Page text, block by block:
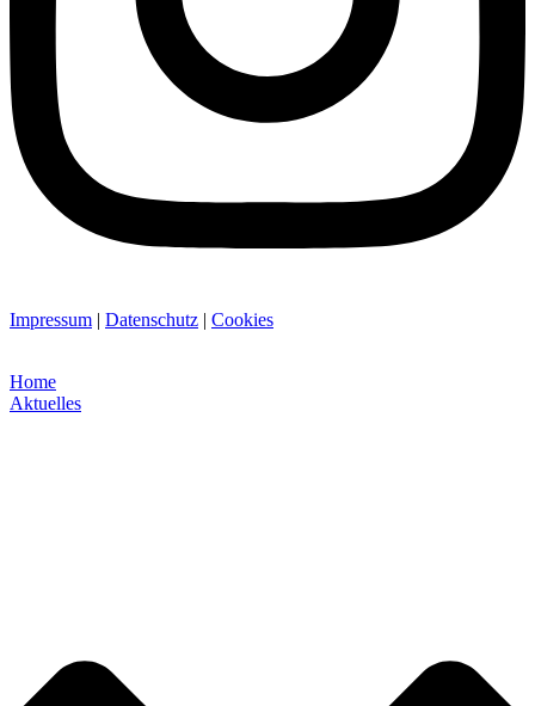
Impressum | Datenschutz | Cookies
Home
Aktuelles